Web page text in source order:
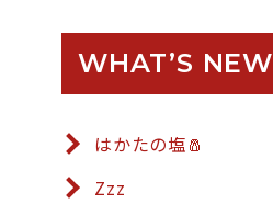
WHAT’S NEW
はかたの塩🧂
Zzz